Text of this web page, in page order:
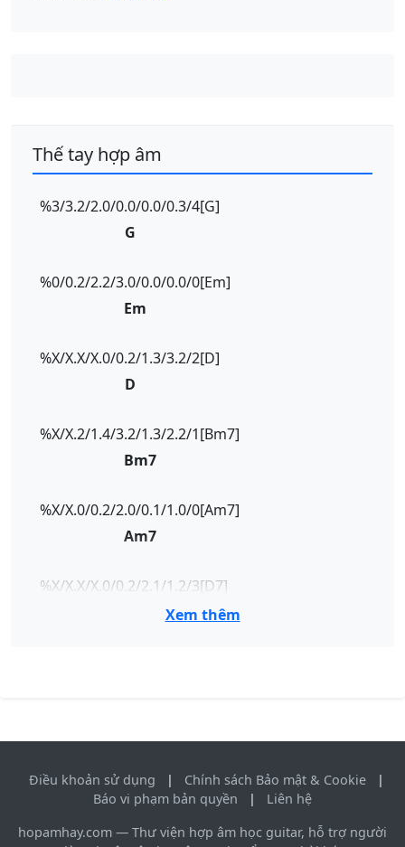
Thế tay hợp âm
%3/3.2/2.0/0.0/0.0/0.3/4[G]
G
%0/0.2/2.2/3.0/0.0/0.0/0[Em]
Em
%X/X.X/X.0/0.2/1.3/3.2/2[D]
D
%X/X.2/1.4/3.2/1.3/2.2/1[Bm7]
Bm7
%X/X.0/0.2/2.0/0.1/1.0/0[Am7]
Am7
%X/X.X/X.0/0.2/2.1/1.2/3[D7]
%0/0.2/1.0/0.0/0.3/4.0/0[Em7]
%X/X.3/3.2/2.3/4.1/1.0/0[C7]
C7
Xem thêm
Điều khoản sử dụng | Chính sách Bảo mật & Cookie
|
Báo vi phạm bản quyền
|
Liên hệ
hopamhay.com — Thư viện hợp âm học guitar, hỗ trợ người